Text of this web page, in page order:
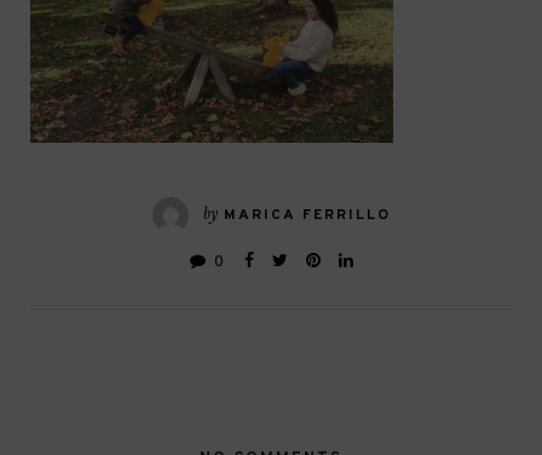
by MARICA FERRILLO
0